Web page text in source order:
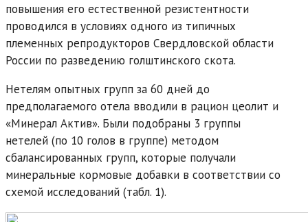
повышения его естественной резистентности
проводился в условиях одного из типичных
племенных репродукторов Свердловской области
России по разведению голштинского скота.
Нетелям опытных групп за 60 дней до
предполагаемого отела вводили в рацион цеолит и
«Минерал Актив». Были подобраны 3 группы
нетелей (по 10 голов в группе) методом
сбалансированных групп, которые получали
минеральные кормовые добавки в соответствии со
схемой исследований (табл. 1).